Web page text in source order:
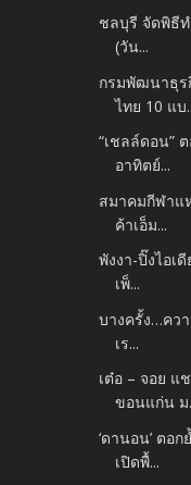
ชลบุรี จัดพิธี
(วัน...
กรมพัฒนาธุร
ไทย 10 แบ
“เชลล์ดอน”
อาทิตย์...
สมาคมกีฬาแ
ค้าเอ็ม...
พังงา-ปิ๊งไอเ
เพ็...
บางครั้ง…คว
เร...
เต๋อ – จอย แ
ขอนแก่น ม
‘ดานอน’ ตอ
เปิดพื้...